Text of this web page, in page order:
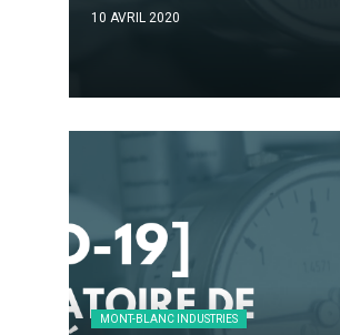
10 AVRIL 2020
MONT-BLANC INDUSTRIES